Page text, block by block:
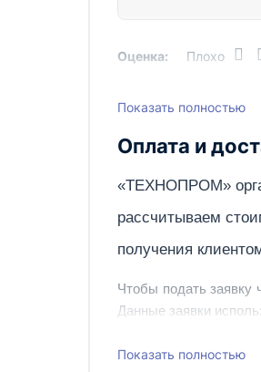
Оценка: Плохо
Написать
Показать полностью
Оплата и
«ТЕХНОПРОМ»
рассчитываем
получения
Чтобы подать заявку
Данные заявки
Наш сотрудник
Показать полностью